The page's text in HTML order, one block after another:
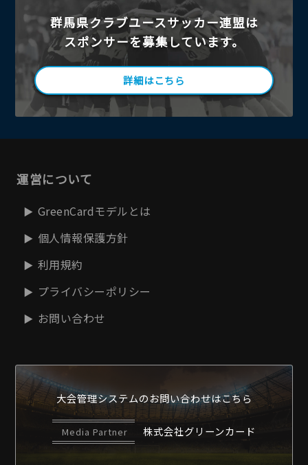
群馬県クラブユースサッカー連盟は
スポンサーを募集しています。
詳細はこちら
運営について
GreenCardモデルとは
個人情報保護方針
利用規約
プライバシーポリシー
お問い合わせ
大会管理システムのお問い合わせはこちら
Media Partner 株式会社グリーンカード